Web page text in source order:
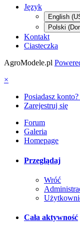
Język
English
Polski
Kontakt
Ciasteczka
AgroModele.pl
×
Posiadasz
Zarejestruj się
Forum
Galeria
Homepage
Przeglądaj
Wróć
Cała aktywność